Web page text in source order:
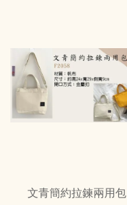
文青簡約拉鍊兩用包